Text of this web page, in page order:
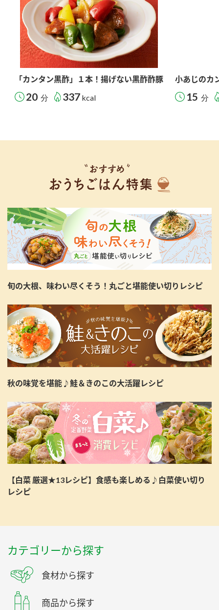
「カンタン黒酢」１本！揚げない黒酢酢豚
20 分 337 kcal
小あじのカ
15 分
旬の大根、味わい尽くそう！丸ごと堪能使い切りレシピ
秋の味覚を堪能♪鮭＆きのこの大活躍レシピ
【白菜 厳選★13レシピ】食感も楽しめる♪白菜使い切り
レシピ
カテゴリーから探す
食材から探す
商品から探す